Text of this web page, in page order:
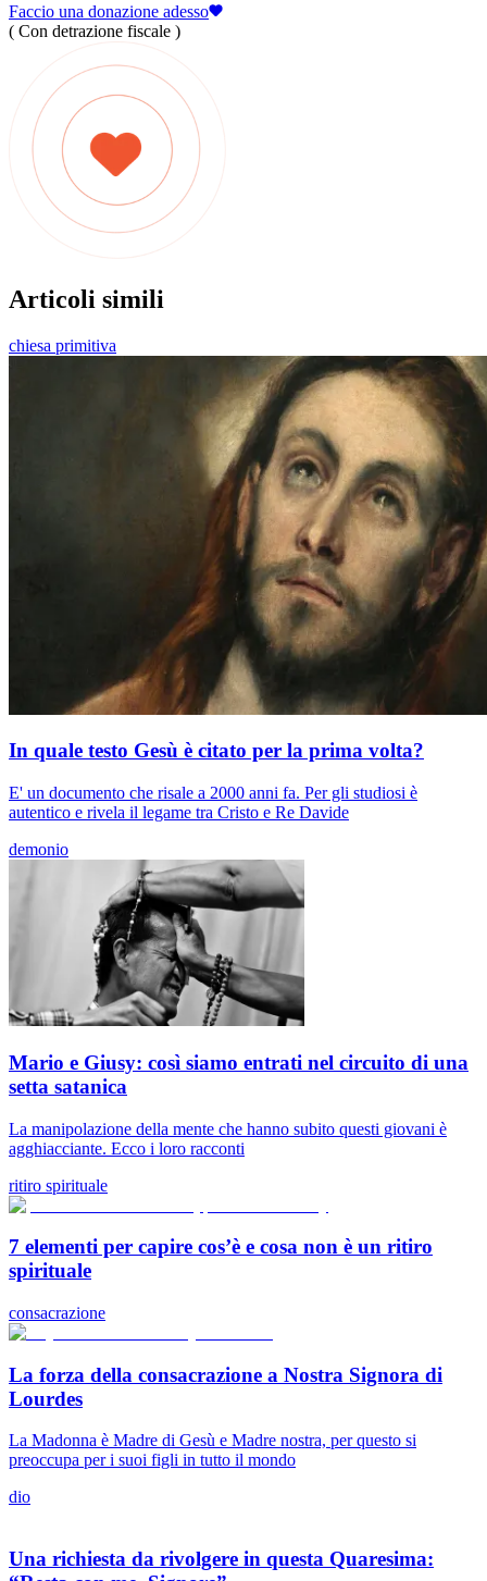
Faccio una donazione adesso
( Con detrazione fiscale )
Articoli simili
chiesa primitiva
In quale testo Gesù è citato per la prima volta?
E' un documento che risale a 2000 anni fa. Per gli studiosi è
autentico e rivela il legame tra Cristo e Re Davide
demonio
Mario e Giusy: così siamo entrati nel circuito di una
setta satanica
La manipolazione della mente che hanno subito questi giovani è
agghiacciante. Ecco i loro racconti
ritiro spirituale
7 elementi per capire cos’è e cosa non è un ritiro
spirituale
consacrazione
La forza della consacrazione a Nostra Signora di
Lourdes
La Madonna è Madre di Gesù e Madre nostra, per questo si
preoccupa per i suoi figli in tutto il mondo
dio
Una richiesta da rivolgere in questa Quaresima: